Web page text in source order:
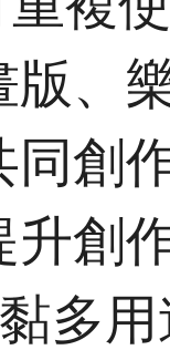
版、
同創
升創
多